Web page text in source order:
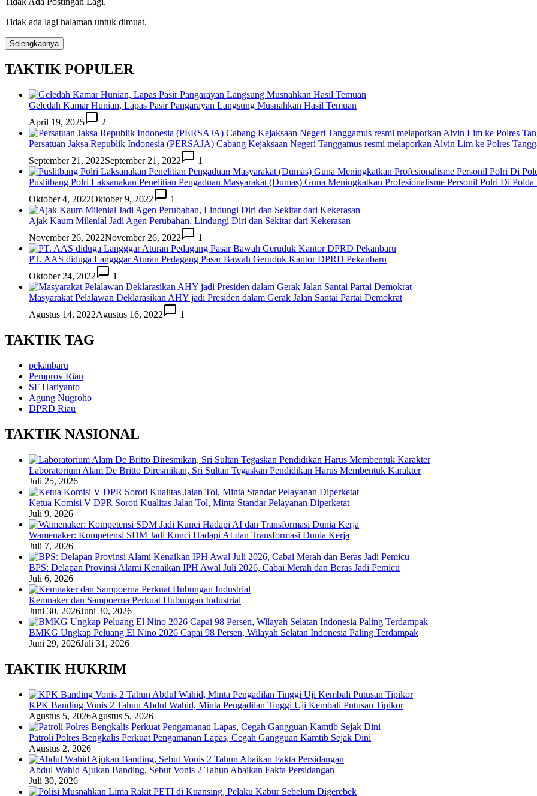
Tidak ada lagi halaman untuk dimuat.
Selengkapnya
TAKTIK POPULER
Geledah Kamar Hunian, Lapas Pasir Pangarayan Langsung Musnahkan Hasil Temuan
April 19, 2025
2
Persatuan Jaksa Republik Indonesia (PERSAJA) Cabang Kejaksaan Negeri Tanggamus resmi melaporkan Alvin Lim ke Polres
September 21, 2022September 21, 2022 1
Puslitbang Polri Laksanakan Penelitian Pengaduan Masyarakat (Dumas) Guna Meningkatkan Profesionalisme Personil Polri Di Polda
Oktober 4, 2022Oktober 9, 2022 1
Ajak Kaum Milenial Jadi Agen Perubahan, Lindungi Diri dan Sekitar dari Kekerasan
November 26, 2022November 26, 2022 1
PT. AAS diduga Langggar Aturan Pedagang Pasar Bawah Geruduk Kantor DPRD Pekanbaru
Oktober 24, 2022
1
Masyarakat Pelalawan Deklarasikan AHY jadi Presiden dalam Gerak Jalan Santai Partai Demokrat
Agustus 14, 2022Agustus 16, 2022 1
TAKTIK TAG
pekanbaru
Pemprov Riau
SF Hariyanto
Agung Nugroho
DPRD Riau
TAKTIK NASIONAL
Laboratorium Alam De Britto Diresmikan, Sri Sultan Tegaskan Pendidikan Harus Membentuk Karakter
Juli 25, 2026
Ketua Komisi V DPR Soroti Kualitas Jalan Tol, Minta Standar Pelayanan Diperketat
Juli 9, 2026
Wamenaker: Kompetensi SDM Jadi Kunci Hadapi AI dan Transformasi Dunia Kerja
Juli 7, 2026
BPS: Delapan Provinsi Alami Kenaikan IPH Awal Juli 2026, Cabai Merah dan Beras Jadi Pemicu
Juli 6, 2026
Kemnaker dan Sampoerna Perkuat Hubungan Industrial
Juni 30, 2026Juni 30, 2026
BMKG Ungkap Peluang El Nino 2026 Capai 98 Persen, Wilayah Selatan Indonesia Paling Terdampak
Juni 29, 2026Juli 31, 2026
TAKTIK HUKRIM
KPK Banding Vonis 2 Tahun Abdul Wahid, Minta Pengadilan Tinggi Uji Kembali Putusan Tipikor
Agustus 5, 2026Agustus 5, 2026
Patroli Polres Bengkalis Perkuat Pengamanan Lapas, Cegah Gangguan Kamtib Sejak Dini
Agustus 2, 2026
Abdul Wahid Ajukan Banding, Sebut Vonis 2 Tahun Abaikan Fakta Persidangan
Juli 30, 2026